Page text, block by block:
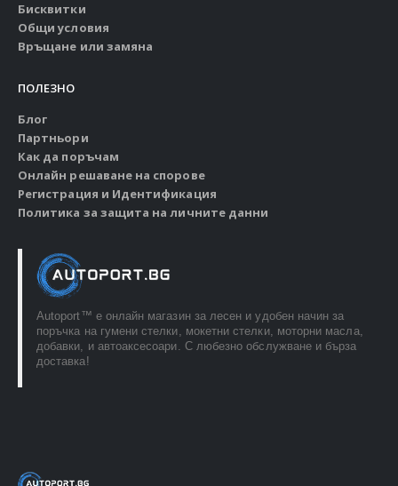
Бисквитки
Общи условия
Връщане или замяна
ПОЛЕЗНО
Блог
Партньори
Как да поръчам
Онлайн решаване на спорове
Регистрация и Идентификация
Политика за защита на личните данни
Autoport™ e онлайн магазин за лесен и удобен начин за
поръчка на гумени стелки, мокетни стелки, моторни масла,
добавки, и автоаксесоари. С любезно обслужване и бърза
доставка!